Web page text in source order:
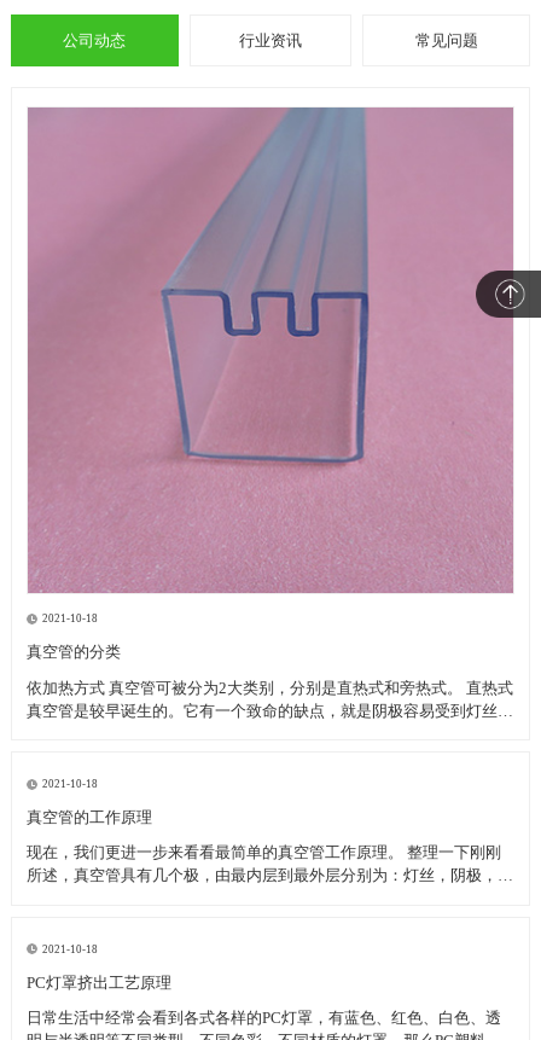
公司动态 行业资讯 常见问题
2021-10-18
真空管的分类
依加热方式 真空管可被分为2大类别，分别是直热式和旁热式。 直热式
真空管是较早诞生的。它有一个致命的缺点，就是阴极容易受到灯丝的
的体积与储热量远远大于传统的灯
2021-10-18
真空管的工作原理
现在，我们更进一步来看看最简单的真空管工作原理。 整理一下刚刚
所述，真空管具有几个极，由最内层到最外层分别为：灯丝，阴极，栅
式传导至阴极金属板上，等到阴极金属板温度达
2021-10-18
PC灯罩挤出工艺原理
日常生活中经常会看到各式各样的PC灯罩，有蓝色、红色、白色、透